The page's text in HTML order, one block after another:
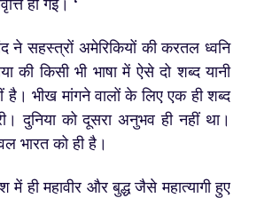
अमेरिकियों की करतल ध्वनि
की किसी भी भाषा में ऐसे दो शब्द यानी
है। भीख मांगने वालों के लिए एक ही शब्द
दुनिया को दूसरा अनुभव ही नहीं था।
भारत को ही है।
और बुद्ध जैसे महात्यागी हुए